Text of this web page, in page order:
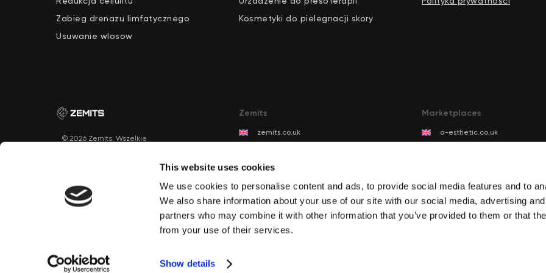
This website uses cookies
We use cookies to personalise content and ads, to provide social media features and to
We also share information about your use of our site with our social media, advertising
partners who may combine it with other information that you’ve provided to them or that
from your use of their services.
Show details
Zabieg drenazu limfatycznego
Usuwanie wlosow
Kosmetyki do pielegnacji skory
zemits.co.uk
zemits.be
zemits.it
zemits.com
zemits.de
zemits.biz.tr
Zemits
a-esthetic.co.uk
Marketplaces
© 2026 Zemits. Wszelkie